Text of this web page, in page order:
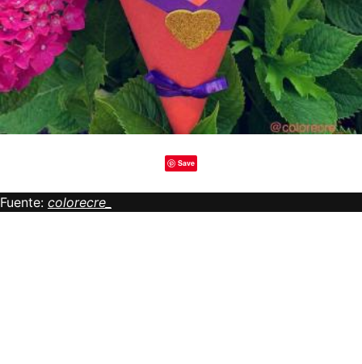
Save
Fuente: colorecre_